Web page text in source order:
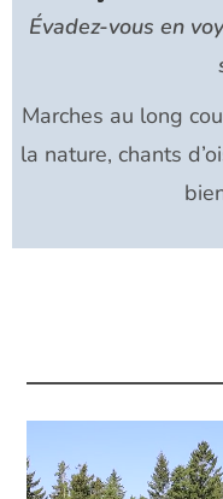
Évadez-vous en
Marches au long
la nature, chants